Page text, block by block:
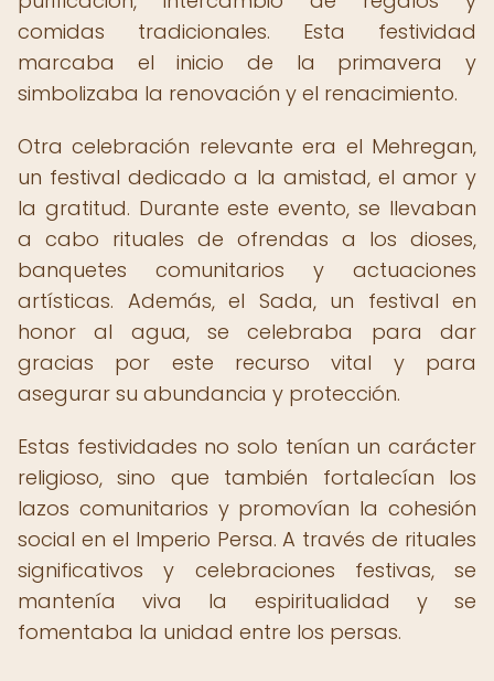
comidas tradicionales. Esta festividad
marcaba el inicio de la primavera y
simbolizaba la renovación y el renacimiento.
Otra celebración relevante era el Mehregan,
un festival dedicado a la amistad, el amor y
la gratitud. Durante este evento, se llevaban
a cabo rituales de ofrendas a los dioses,
banquetes comunitarios y actuaciones
artísticas. Además, el Sada, un festival en
honor al agua, se celebraba para dar
gracias por este recurso vital y para
asegurar su abundancia y protección.
Estas festividades no solo tenían un carácter
religioso, sino que también fortalecían los
lazos comunitarios y promovían la cohesión
social en el Imperio Persa. A través de rituales
significativos y celebraciones festivas, se
mantenía viva la espiritualidad y se
fomentaba la unidad entre los persas.